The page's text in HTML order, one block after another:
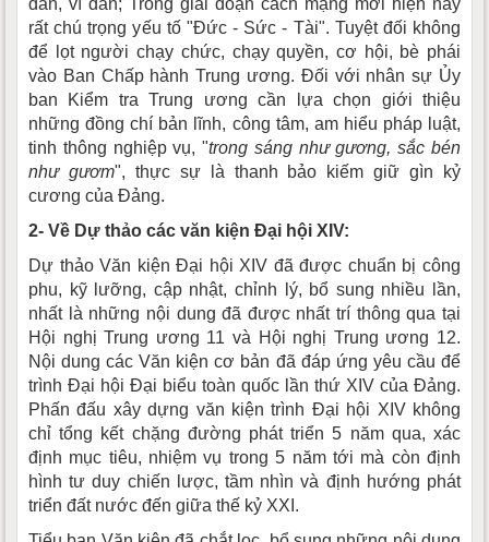
dân, vì dân; Trong giai đoạn cách mạng mới hiện nay
rất chú trọng yếu tố "Đức - Sức - Tài". Tuyệt đối không
để lọt người chạy chức, chạy quyền, cơ hội, bè phái
vào Ban Chấp hành Trung ương. Đối với nhân sự Ủy
ban Kiểm tra Trung ương cần lựa chọn giới thiệu
những đồng chí bản lĩnh, công tâm, am hiểu pháp luật,
tinh thông nghiệp vụ, "trong sáng như gương, sắc bén
như gươm", thực sự là thanh bảo kiếm giữ gìn kỷ
cương của Đảng.
2- Về Dự thảo các văn kiện Đại hội XIV:
Dự thảo Văn kiện Đại hội XIV đã được chuẩn bị công
phu, kỹ lưỡng, cập nhật, chỉnh lý, bổ sung nhiều lần,
nhất là những nội dung đã được nhất trí thông qua tại
Hội nghị Trung ương 11 và Hội nghị Trung ương 12.
Nội dung các Văn kiện cơ bản đã đáp ứng yêu cầu để
trình Đại hội Đại biểu toàn quốc lần thứ XIV của Đảng.
Phấn đấu xây dựng văn kiện trình Đại hội XIV không
chỉ tổng kết chặng đường phát triển 5 năm qua, xác
định mục tiêu, nhiệm vụ trong 5 năm tới mà còn định
hình tư duy chiến lược, tầm nhìn và định hướng phát
triển đất nước đến giữa thế kỷ XXI.